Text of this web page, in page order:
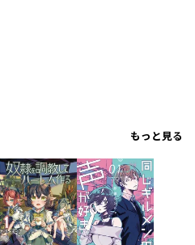
もっと見る